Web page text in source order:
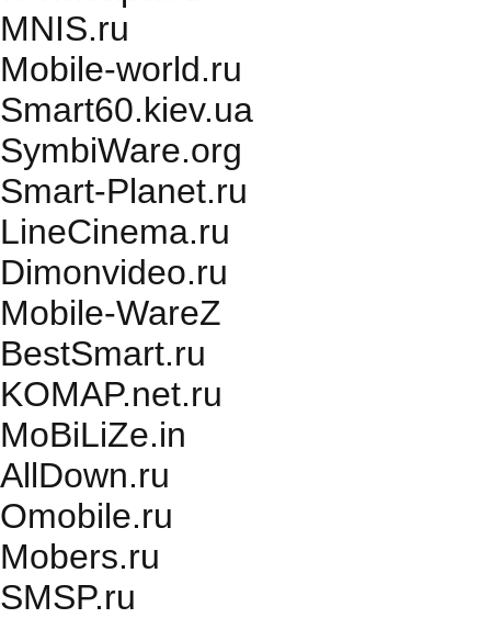
MNIS.ru
Mobile-world.ru
Smart60.kiev.ua
SymbiWare.org
Smart-Planet.ru
LineCinema.ru
Dimonvideo.ru
Mobile-WareZ
BestSmart.ru
KOMAP.net.ru
MoBiLiZe.in
AllDown.ru
Оmobile.ru
Mobers.ru
SMSP.ru